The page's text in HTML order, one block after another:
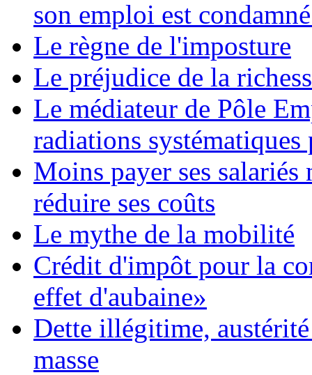
son emploi est
Le règne de l'imposture
Le préjudice de la
Le médiateur de Pôle
radiations
Moins payer ses salariés
réduire ses coûts
Le mythe de la mobilité
Crédit d'impôt pour la
effet d'aubaine»
Dette illégitime,
masse